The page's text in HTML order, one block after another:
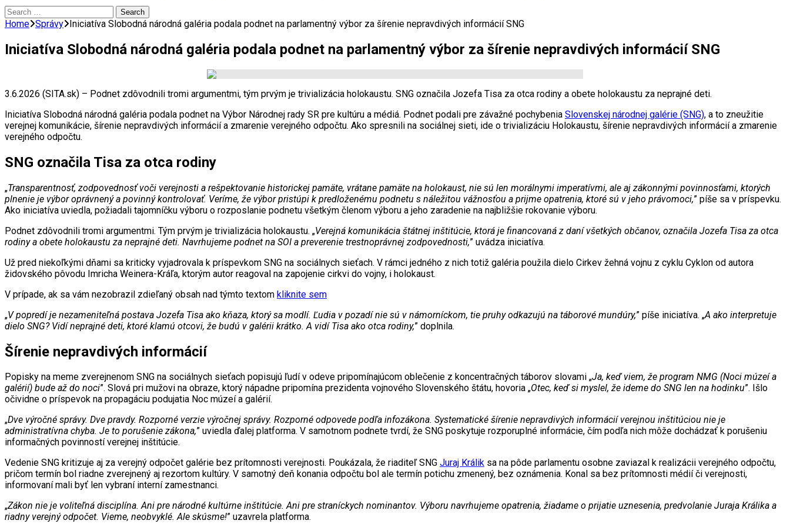
Search
for:
Home Správy Iniciatíva Slobodná národná galéria podala podnet na parlamentný výbor za šírenie nepravdivých informácií SNG
Iniciatíva Slobodná národná galéria podala podnet na parlamentný výbor za šírenie nepravdivých informácií SNG
3.6.2026 (SITA.sk) – Podnet zdôvodnili tromi argumentmi, tým prvým je trivializácia holokaustu. SNG označila Jozefa Tisa za otca rodiny a obete holokaustu za neprajné deti.
Iniciatíva Slobodná národná galéria podala podnet na Výbor Národnej rady SR pre kultúru a médiá. Podnet podali pre závažné pochybenia Slovenskej národnej galérie (SNG), a to zneužitie
verejnej komunikácie, šírenie nepravdivých informácií a zmarenie verejného odpočtu. Ako spresnili na sociálnej sieti, ide o trivializáciu Holokaustu, šírenie nepravdivých informácií a zmarenie
verejného odpočtu.
SNG označila Tisa za otca rodiny
„Transparentnosť, zodpovednosť voči verejnosti a rešpektovanie historickej pamäte, vrátane pamäte na holokaust, nie sú len morálnymi imperatívmi, ale aj zákonnými povinnosťami, ktorých
plnenie je výbor oprávnený a povinný kontrolovať. Veríme, že výbor pristúpi k predloženému podnetu s náležitou vážnosťou a prijme opatrenia, ktoré sú v jeho právomoci,” píše sa v príspevku.
Ako iniciatíva uviedla, požiadali tajomníčku výboru o rozposlanie podnetu všetkým členom výboru a jeho zaradenie na najbližšie rokovanie výboru.
Podnet zdôvodnili tromi argumentmi. Tým prvým je trivializácia holokaustu. „Verejná komunikácia štátnej inštitúcie, ktorá je financovaná z daní všetkých občanov, označila Jozefa Tisa za otca
rodiny a obete holokaustu za neprajné deti. Navrhujeme podnet na SOI a preverenie trestnoprávnej zodpovednosti,” uvádza iniciatíva.
Už pred niekoľkými dňami sa kriticky vyjadrovala k príspevkom SNG na sociálnych sieťach. V rámci jedného z nich totiž galéria použila dielo Cirkev žehná vojnu z cyklu Cyklon od autora
židovského pôvodu Imricha Weinera-Kráľa, ktorým autor reagoval na zapojenie cirkvi do vojny, i holokaust.
V prípade, ak sa vám nezobrazil zdieľaný obsah nad týmto textom kliknite sem
„V popredí je nezameniteľná postava Jozefa Tisa ako kňaza, ktorý sa modlí. Ľudia v pozadí nie sú v námorníckom, tie pruhy odkazujú na táborové mundúry,” píše iniciatíva. „A ako interpretuje
dielo SNG? Vidí neprajné deti, ktoré klamú otcovi, že budú v galérii krátko. A vidí Tisa ako otca rodiny,” doplnila.
Šírenie nepravdivých informácií
Popisky na meme zverejnenom SNG na sociálnych sieťach popisujú ľudí v odeve pripomínajúcom oblečenie z koncentračných táborov slovami „Ja, keď viem, že program NMG (Noci múzeí a
galérií) bude až do noci”. Slová pri mužovi na obraze, ktorý nápadne pripomína prezidenta vojnového Slovenského štátu, hovoria „Otec, keď si myslel, že ideme do SNG len na hodinku”. Išlo
očividne o príspevok na propagáciu podujatia Noc múzeí a galérií.
„Dve výročné správy. Dve pravdy. Rozporné verzie výročnej správy. Rozporné odpovede podľa infozákona. Systematické šírenie nepravdivých informácií verejnou inštitúciou nie je
administratívna chyba. Je to porušenie zákona,” uviedla ďalej platforma. V samotnom podnete tvrdí, že SNG poskytuje rozporuplné informácie, čím podľa nich môže dochádzať k porušeniu
informačných povinností verejnej inštitúcie.
Vedenie SNG kritizuje aj za verejný odpočet galérie bez prítomnosti verejnosti. Poukázala, že riaditeľ SNG Juraj Králik sa na pôde parlamentu osobne zaviazal k realizácii verejného odpočtu,
pričom termín bol riadne zverejnený aj rezortom kultúry. V samotný deň konania odpočtu bol ale termín potichu zmenený, bez oznámenia. Konal sa bez prítomnosti médií či verejnosti,
informovaní mali byť len vybraní interní zamestnanci.
„Zákon nie je voliteľná disciplína. Ani pre národné kultúrne inštitúcie. Ani pre straníckych nominantov. Výboru navrhujeme opatrenia, žiadame o prijatie uznesenia, predvolanie Juraja Králika a
riadny verejný odpočet. Vieme, neobvyklé. Ale skúsme!” uzavrela platforma.